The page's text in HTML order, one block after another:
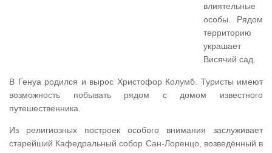
влиятельные
особы. Рядом
территорию
украшает
Висячий сад.
В Генуа родился и вырос Христофор Колумб. Туристы имеют
возможность побывать рядом с домом известного
путешественника.
Из религиозных построек особого внимания заслуживает
старейший Кафедральный собор Сан-Лоренцо, возведённый в